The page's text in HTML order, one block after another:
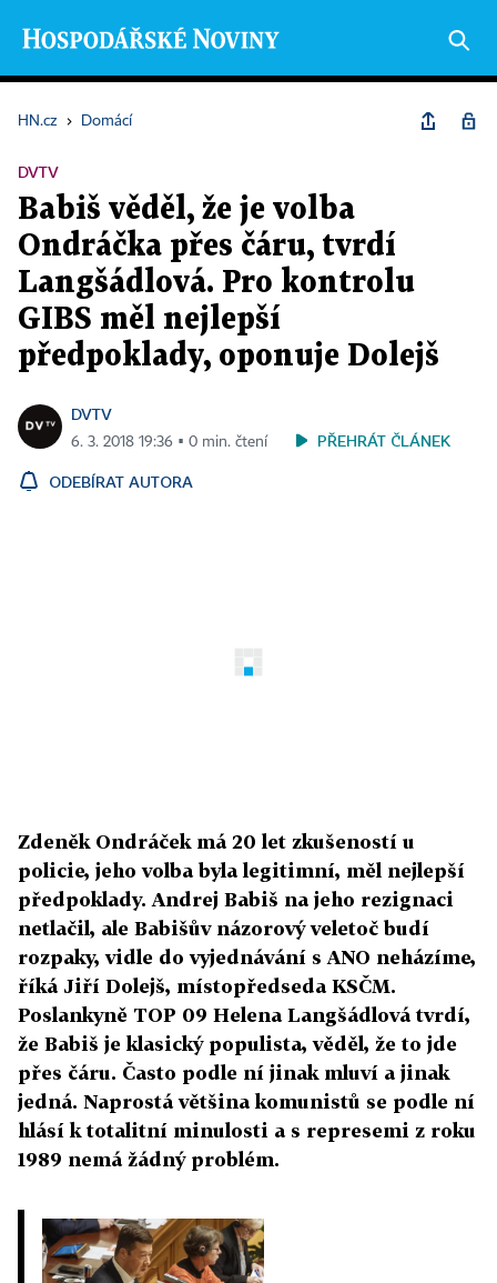
HN.cz › Domácí
DVTV
Babiš věděl, že je volba
Ondráčka přes čáru, tvrdí
Langšádlová. Pro kontrolu
GIBS měl nejlepší
předpoklady, oponuje Dolejš
DVTV
6. 3. 2018 19:36 ▪ 0 min. čtení PŘEHRÁT ČLÁNEK
ODEBÍRAT AUTORA
Zdeněk Ondráček má 20 let zkušeností u
policie, jeho volba byla legitimní, měl nejlepší
předpoklady. Andrej Babiš na jeho rezignaci
netlačil, ale Babišův názorový veletoč budí
rozpaky, vidle do vyjednávání s ANO neházíme,
říká Jiří Dolejš, místopředseda KSČM.
Poslankyně TOP 09 Helena Langšádlová tvrdí,
že Babiš je klasický populista, věděl, že to jde
přes čáru. Často podle ní jinak mluví a jinak
jedná. Naprostá většina komunistů se podle ní
hlásí k totalitní minulosti a s represemi z roku
1989 nemá žádný problém.